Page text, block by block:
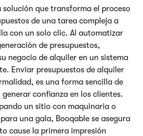
solución que transforma el proceso
de una tarea compleja a
con un solo clic. Al automatizar
de presupuestos,
negocio de alquiler en un sistema
Enviar presupuestos de alquiler
es una forma sencilla de
confianza en los clientes.
un sitio con maquinaria o
una gala, Booqable se asegura
cause la primera impresión